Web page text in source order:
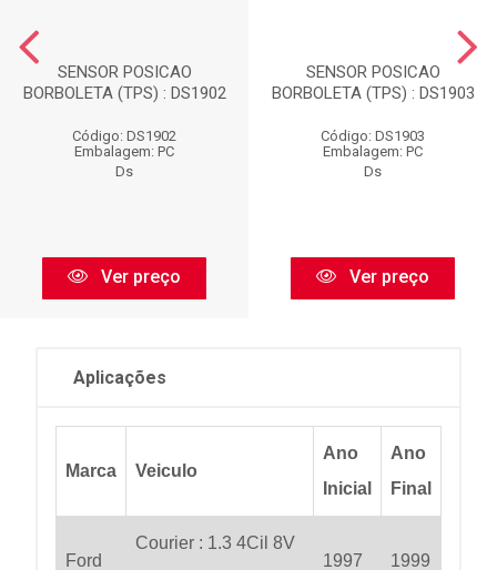
SENSOR POSICAO
BORBOLETA (TPS) : DS1902
Código: DS1902
Embalagem: PC
Ds
Ver preço
SENSOR POSICAO
BORBOLETA (TPS) : DS1903
Código: DS1903
Embalagem: PC
Ds
Ver preço
Aplicações
Marca Veiculo
Ano
Inicial
Ano
Final
Ford
Courier : 1.3 4Cil 8V
1997 1999